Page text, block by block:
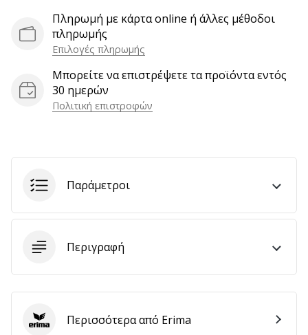
αποφέρουν
έσοδα.
Πληρωμή με κάρτα online ή άλλες μέθοδοι
πληρωμής
Επιλογές πληρωμής
Μπορείτε να επιστρέψετε τα προϊόντα εντός
30 ημερών
Πολιτική επιστροφών
Παράμετροι
Περιγραφή
ErimaΠερισσότερα από Erima